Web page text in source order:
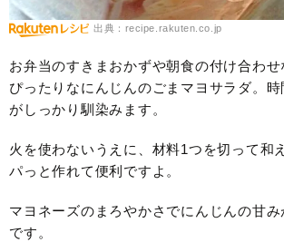
出典：recipe.rakuten.co.jp
お弁当のすきまおかずや朝食の付け合わ
ぴったりなにんじんのごまマヨサラダ。
がしっかり馴染みます。
火を使わないうえに、材料1つを切って和
パっと作れて便利ですよ。
マヨネーズのまろやかさでにんじんの甘
です。